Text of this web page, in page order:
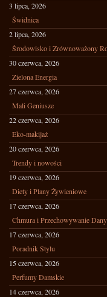
3 lipca, 2026
Świdnica
2 lipca, 2026
Środowisko i Zrównoważony
30 czerwca, 2026
Zielona Energia
27 czerwca, 2026
Mali Geniusze
22 czerwca, 2026
Eko-makijaż
20 czerwca, 2026
Trendy i nowości
19 czerwca, 2026
Diety i Plany Żywieniowe
17 czerwca, 2026
Chmura i Przechowywanie
17 czerwca, 2026
Poradnik Stylu
15 czerwca, 2026
Perfumy Damskie
14 czerwca, 2026